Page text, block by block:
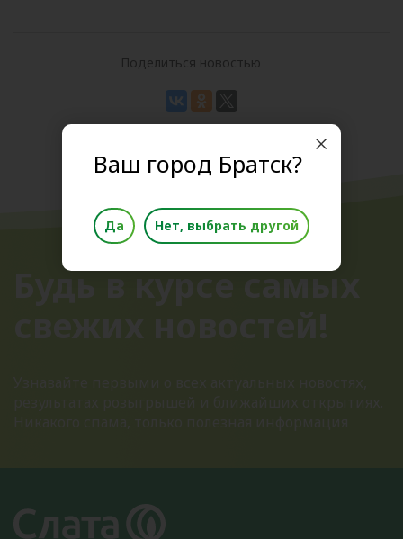
Поделиться новостью
Будь в курсе самых
Ваш город Братск?
Да Нет, выбрать другой